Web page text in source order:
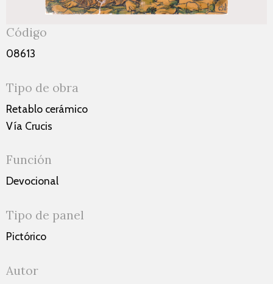
Código
08613
Tipo de obra
Retablo cerámico
Vía Crucis
Función
Devocional
Tipo de panel
Pictórico
Autor